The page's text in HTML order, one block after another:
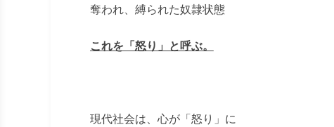
奪われ、縛られた奴隷状態
これを「怒り」と呼ぶ。
現代社会は、心が「怒り」に